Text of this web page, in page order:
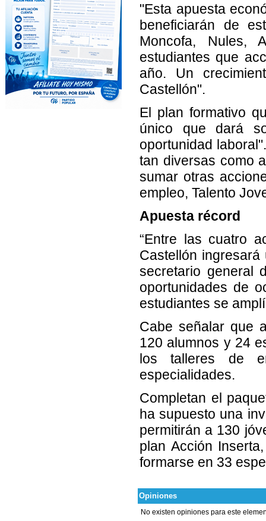
"Esta apuesta
beneficiarán de
Moncofa, Nules,
estudiantes que
año. Un
Castellón".
El plan formativo
único que dará
oportunidad
tan diversas como
sumar otras
empleo, Talento
Apuesta récord
“Entre las cuatro
Castellón
secretario general
oportunidades de
estudiantes se
Cabe señalar que
120 alumnos y 24
los talleres de
especialidades.
Completan el
ha supuesto una
permitirán a 130
plan Acción
formarse en 33
Opiniones
No existen opiniones para este